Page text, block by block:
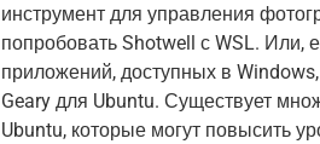
инструмент для управления
попробовать Shotwell с WSL. Или,
приложений, доступных в
Geary для Ubuntu. Существует
Ubuntu, которые могут повысить